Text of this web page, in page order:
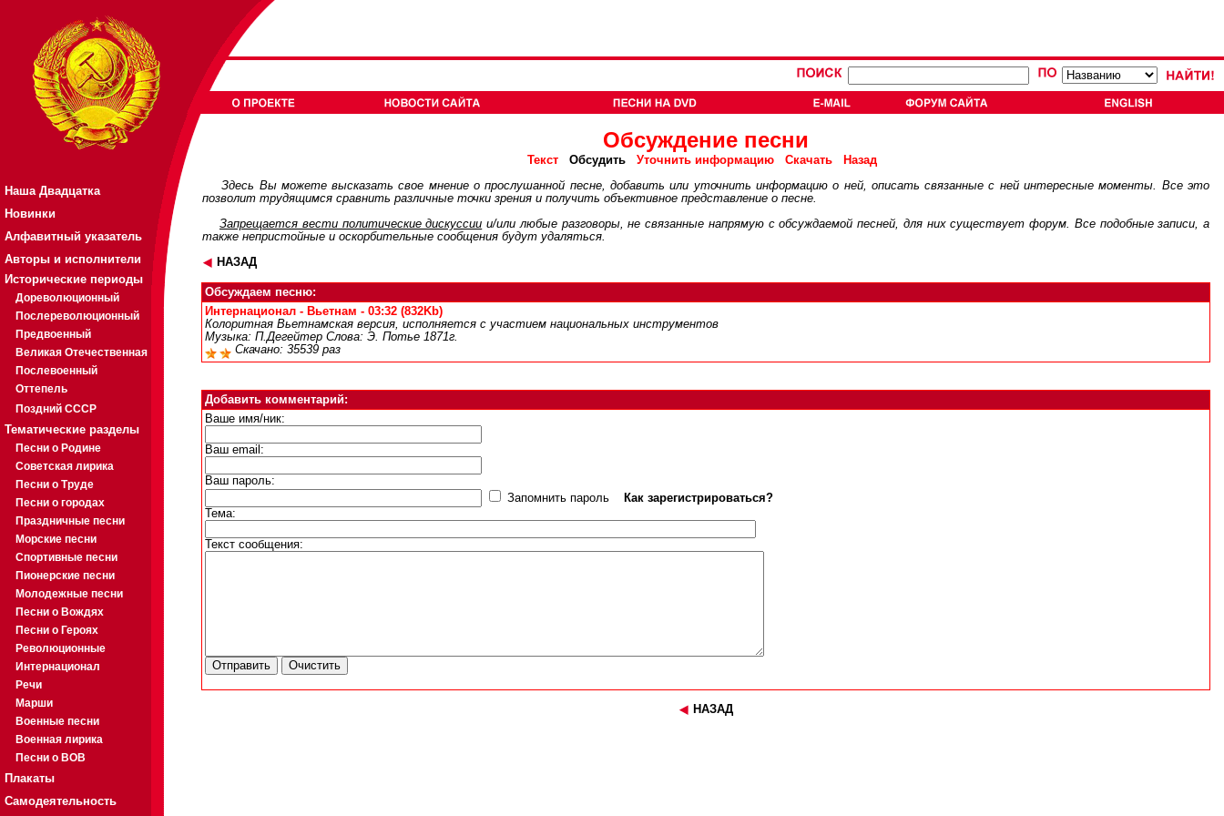
Наша Двадцатка
Новинки
Алфавитный указатель
Авторы и исполнители
Исторические периоды
Дореволюционный
Послереволюционный
Предвоенный
Великая Отечественная
Послевоенный
Оттепель
Поздний СССР
Тематические разделы
Песни о Родине
Советская лирика
Песни о Труде
Песни о городах
Праздничные песни
Морские песни
Спортивные песни
Пионерские песни
Молодежные песни
Песни о Вождях
Песни о Героях
Революционные
Интернационал
Речи
Марши
Военные песни
Военная лирика
Песни о ВОВ
Плакаты
Самодеятельность
Обсуждение песни
Текст Обсудить Уточнить информацию Скачать
Назад
Здесь Вы можете высказать свое мнение о прослушанной песне, добавить или уточнить информацию о ней, описать связанные с ней интересные моменты. Все это
позволит трудящимся сравнить различные точки зрения и получить объективное представление о песне.
Запрещается вести политические дискуcсии и/или любые разговоры, не связанные напрямую с обсуждаемой песней, для них существует форум. Все подобные записи, а
также непристойные и оскорбительные сообщения будут удаляться.
НАЗАД
Обсуждаем песню:
Интернационал - Вьетнам - 03:32 (832Kb)
Колоритная Вьетнамская версия, исполняется с участием национальных инструментов
Музыка: П.Дегейтер Слова: Э. Потье 1871г.
Скачано: 35539 раз
Добавить комментарий:
Ваше имя/ник:
Ваш email:
Ваш пароль:
Запомнить пароль
Как зарегистрироваться?
Тема:
Текст сообщения:
НАЗАД